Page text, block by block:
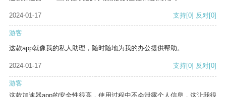
2024-01-17 支持[0] 反对[0]
游客
这款app就像我的私人助理，随时随地为我的办公提供帮助。
2024-01-17 支持[0] 反对[0]
游客
这款加速器app的安全性很高，使用过程中不会泄露个人信息，这让我很